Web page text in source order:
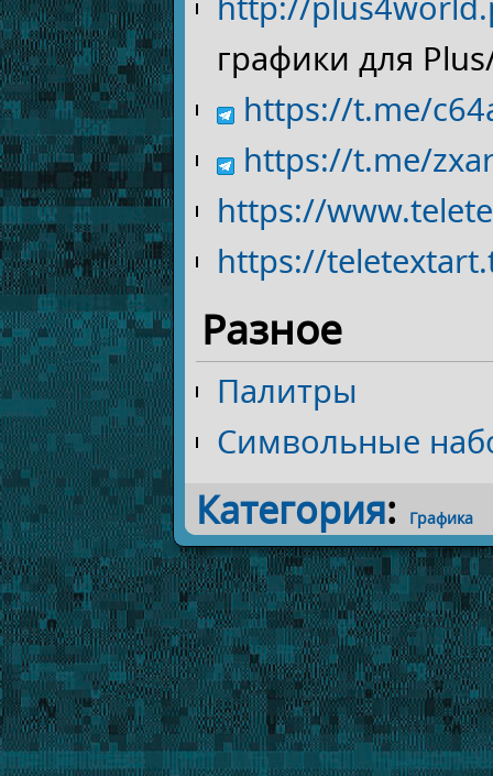
графики для
https://t.me/
https://t.me/
https://
https://
Разное
Палитры
Символьные
Категория: Графика